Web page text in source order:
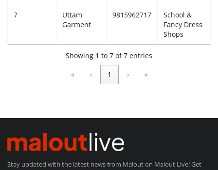
7
Uttam
Garment
9815962717
School &
Fancy Dress
Shops
Showing 1 to 7 of 7 entries
« ‹ 1 › »
Stay updated with the latest news from Malout on Malout Live! Get